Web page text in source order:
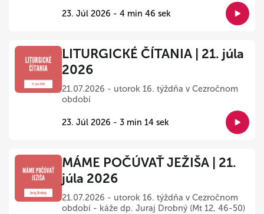
23. Júl 2026 - 4 min 46 sek
LITURGICKÉ ČÍTANIA | 21. júla
2026
21.07.2026 - utorok 16. týždňa v Cezročnom
období
23. Júl 2026 - 3 min 14 sek
MÁME POČÚVAŤ JEŽIŠA | 21.
júla 2026
21.07.2026 - utorok 16. týždňa v Cezročnom
období - káže dp. Juraj Drobný (Mt 12, 46-50)